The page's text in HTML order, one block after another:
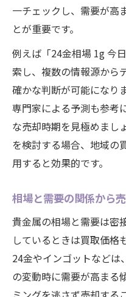
一チェックし、需要が高
とが重要です。
例えば「24金相場 1g 今
索し、複数の情報源から
確かな判断が可能になり
専門家による予測も参考
な売却時期を見極めまし
を検討する場合、地域の
用すると効果的です。
相場と需要の関係から
貴金属の相場と需要は密
しているときは買取価格
24金やインゴットなどは
の変動時に需要が高まる